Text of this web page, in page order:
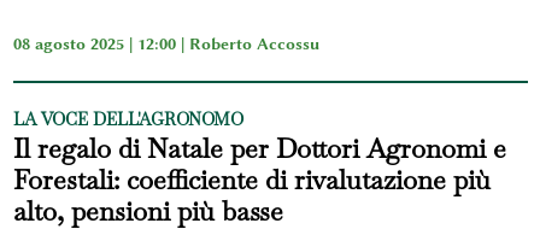
08 agosto 2025 | 12:00 | Roberto Accossu
LA VOCE DELL'AGRONOMO
Il regalo di Natale per Dottori Agronomi e
Forestali: coefficiente di rivalutazione più
alto, pensioni più basse